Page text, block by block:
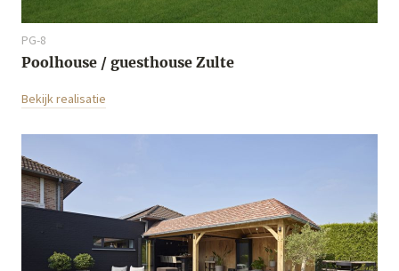
PG-8
Poolhouse / guesthouse Zulte
Bekijk realisatie